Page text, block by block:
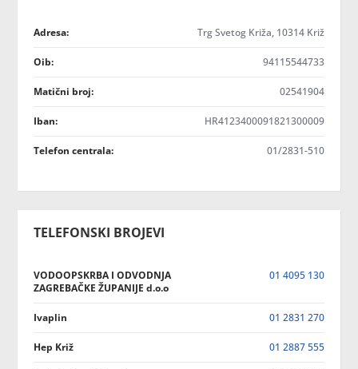
Adresa: Trg Svetog Križa, 10314 Križ
Oib: 94115544733
Matični broj: 02541904
Iban: HR4123400091821300009
Telefon centrala: 01/2831-510
TELEFONSKI BROJEVI
VODOOPSKRBA I ODVODNJA
ZAGREBAČKE ŽUPANIJE d.o.o
01 4095 130
Ivaplin 01 2831 270
Hep Križ 01 2887 555